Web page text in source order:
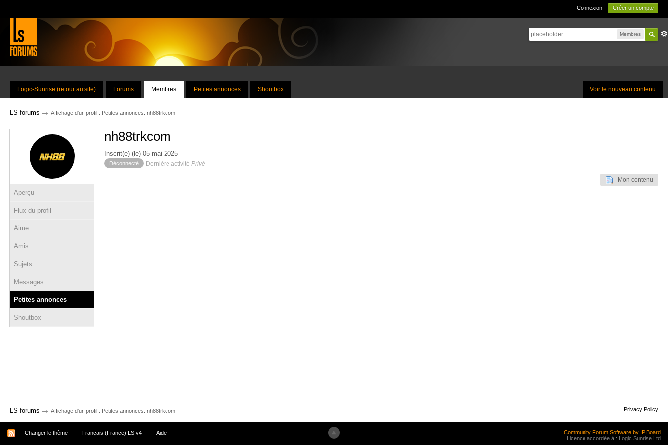
Connexion Créer un compte
Membres
Voir le nouveau contenu
Logic-Sunrise (retour au site) Forums Membres Petites annonces Shoutbox
LS forums → Affichage d'un profil : Petites annonces: nh88trkcom
Aperçu
Flux du profil
Aime
Amis
Sujets
Messages
Petites annonces
Shoutbox
nh88trkcom
Inscrit(e) (le) 05 mai 2025
Déconnecté Dernière activité Privé
Mon contenu
LS forums → Affichage d'un profil : Petites annonces: nh88trkcom Privacy Policy
Changer le thème Français (France) LS v4 Aide
Community Forum Software by IP.Board
Licence accordée à : Logic Sunrise Ltd